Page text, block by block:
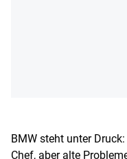
BMW steht unter
Chef, aber alte